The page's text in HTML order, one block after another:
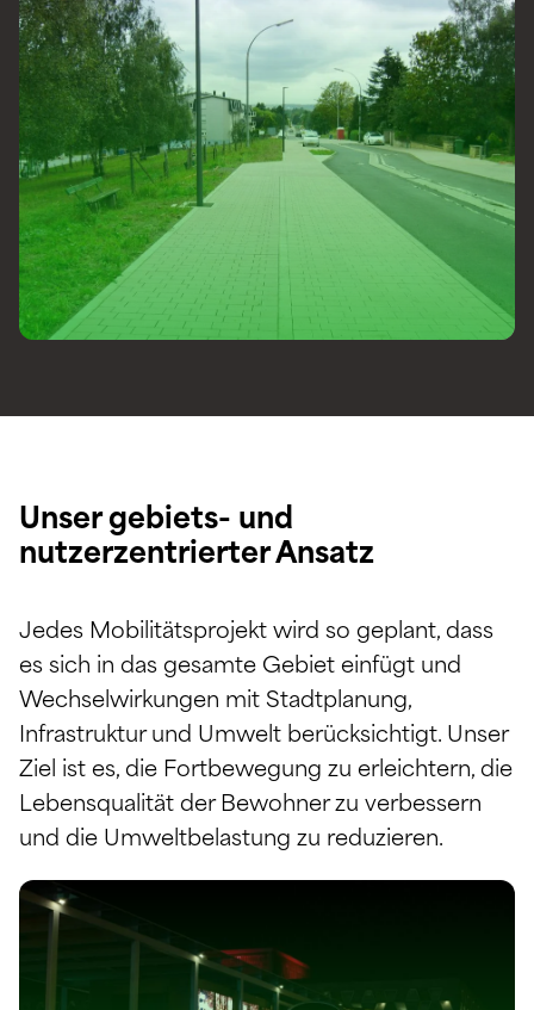
Unser gebiets- und
nutzerzentrierter Ansatz
Jedes Mobilitätsprojekt wird so geplant, dass
es sich in das gesamte Gebiet einfügt und
Wechselwirkungen mit Stadtplanung,
Infrastruktur und Umwelt berücksichtigt. Unser
Ziel ist es, die Fortbewegung zu erleichtern, die
Lebensqualität der Bewohner zu verbessern
und die Umweltbelastung zu reduzieren.